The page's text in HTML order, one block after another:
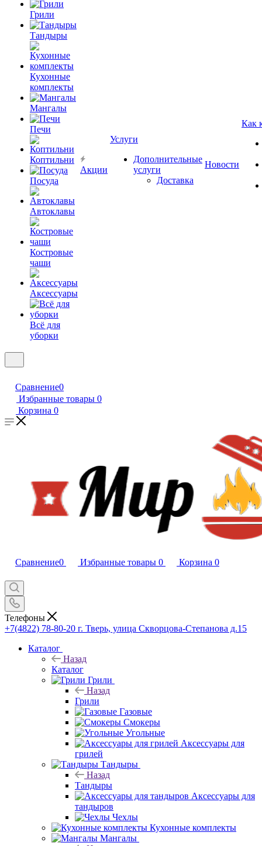
Грили
Тандыры
Кухонные
комплекты
Мангалы
Печи
Коптильни
Посуда
Автоклавы
Костровые
чаши
Аксессуары
Всё для
уборки
Акции
Услуги
Дополнительные
услуги
Доставка
Новости
Как
Сравнение0
Избранные товары 0
Корзина 0
Сравнение0 Избранные товары 0 Корзина 0
Телефоны
+7(4822) 78-80-20 г. Тверь, улица Скворцова-Степанова д.15
Каталог
Назад
Каталог
Грили
Назад
Грили
Газовые
Смокеры
Угольные
Аксессуары для
грилей
Тандыры
Назад
Тандыры
Аксессуары для
тандыров
Чехлы
Кухонные комплекты
Мангалы